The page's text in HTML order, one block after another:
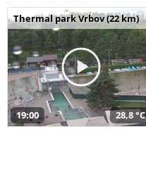
Thermal park Vrbov (22 km)
19:00 28,8 °C